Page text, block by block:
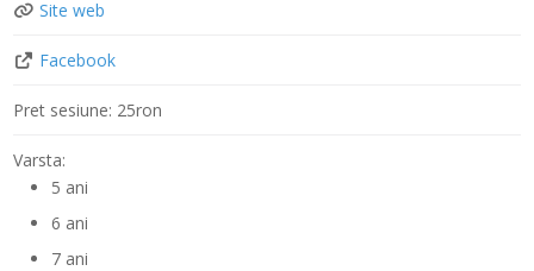
Site web
Facebook
Pret sesiune: 25ron
Varsta:
5 ani
6 ani
7 ani